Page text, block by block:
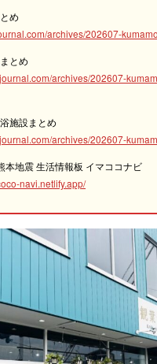
め
archives/202607-
とめ
archives/202607-
施設まとめ
archives/202607-
本地震 生活情報板 イマココナビ
navi.netlify.app/